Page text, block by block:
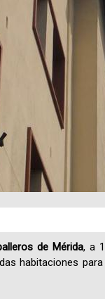
de Mérida, a
habitaciones